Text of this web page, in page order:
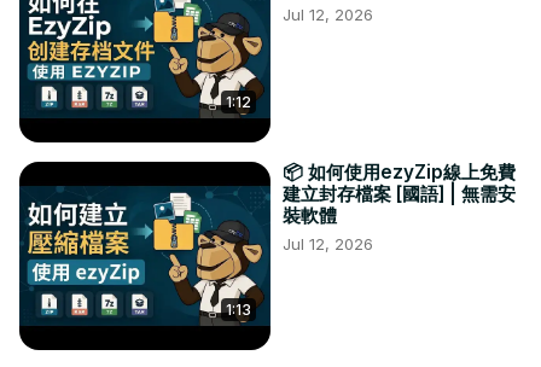
1:12
Jul 12, 2026
1:13
📦 如何使用ezyZip線上免費
建立封存檔案 [國語] | 無需安
裝軟體
Jul 12, 2026